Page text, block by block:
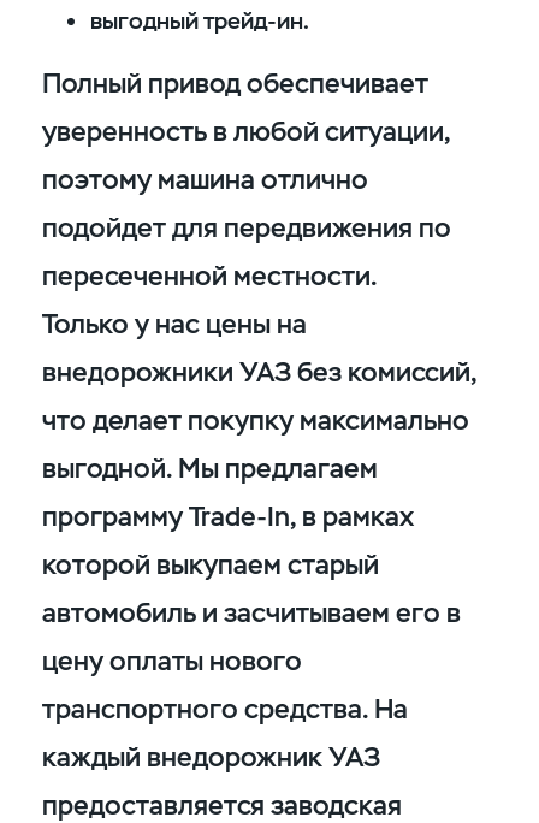
выгодный трейд-ин.
Полный привод обеспечивает
уверенность в любой ситуации,
поэтому машина отлично
подойдет для передвижения по
пересеченной местности.
Только у нас цены на
внедорожники УАЗ без комиссий,
что делает покупку максимально
выгодной. Мы предлагаем
программу Trade-In, в рамках
которой выкупаем старый
автомобиль и засчитываем его в
цену оплаты нового
транспортного средства. На
каждый внедорожник УАЗ
предоставляется заводская